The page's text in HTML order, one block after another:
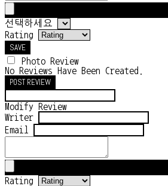
선택하세요
Rating
SAVE
Photo Review
No Reviews Have Been Created.
POST REVIEW
Modify Review
Writer
Email
Rating